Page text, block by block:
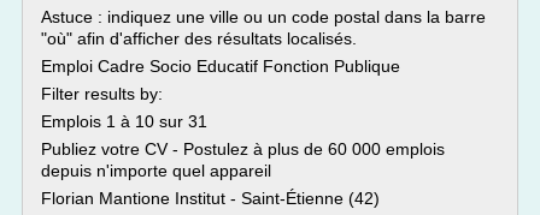
Astuce : indiquez une ville ou un code postal dans la barre
"où" afin d'afficher des résultats localisés.
Emploi Cadre Socio Educatif Fonction Publique
Filter results by:
Emplois 1 à 10 sur 31
Publiez votre CV - Postulez à plus de 60 000 emplois
depuis n'importe quel appareil
Florian Mantione Institut - Saint-Étienne (42)